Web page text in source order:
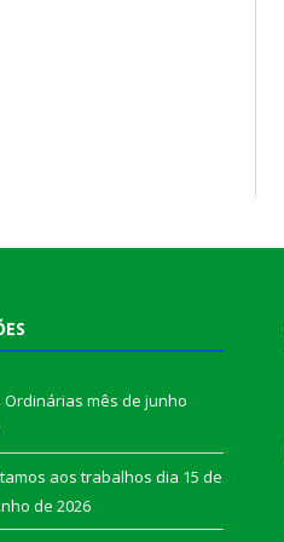
mês de junho
aos trabalhos dia 15 de
de 2026